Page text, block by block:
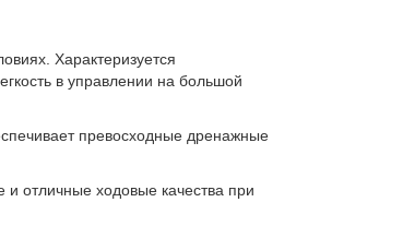
Характеризуется
в управлении на большой
превосходные дренажные
отличные ходовые качества при